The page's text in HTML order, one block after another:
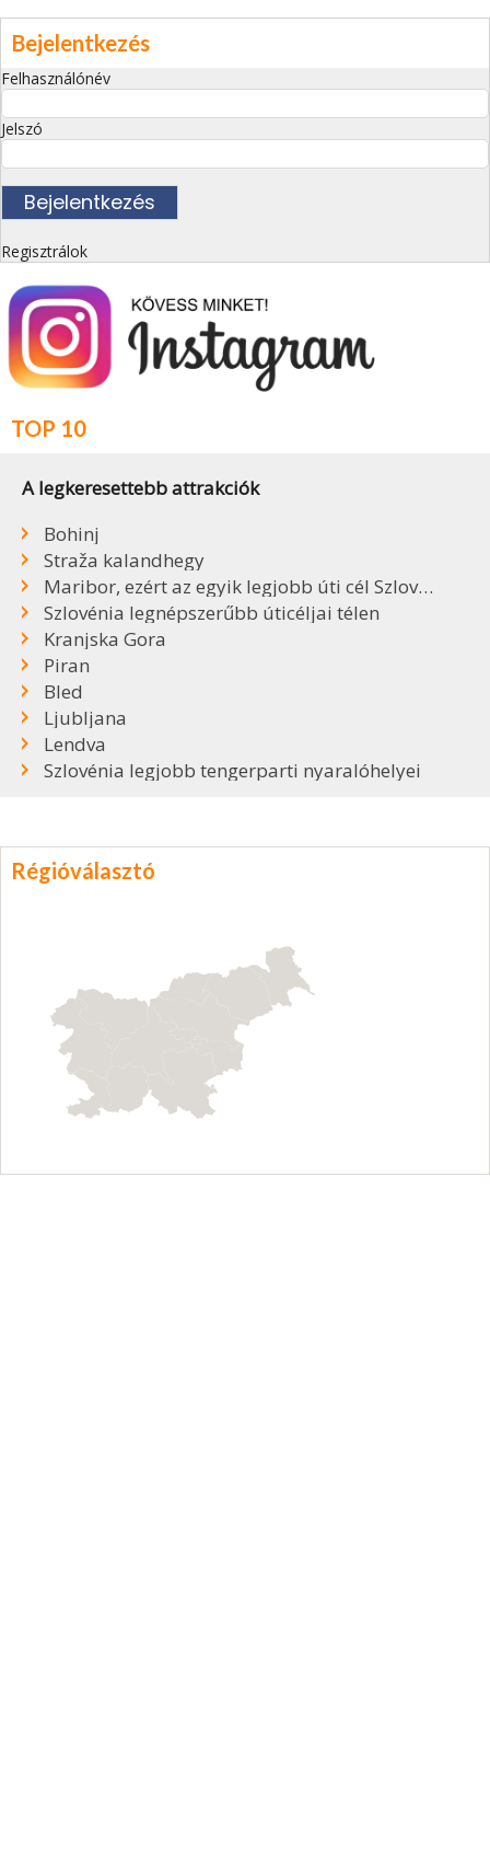
Bejelentkezés
Felhasználónév
Jelszó
Regisztrálok
TOP 10
A legkeresettebb attrakciók
Bohinj
Straža kalandhegy
Maribor, ezért az egyik legjobb úti cél Szlovéniában
Szlovénia legnépszerűbb úticéljai télen
Kranjska Gora
Piran
Bled
Ljubljana
Lendva
Szlovénia legjobb tengerparti nyaralóhelyei
Régióválasztó